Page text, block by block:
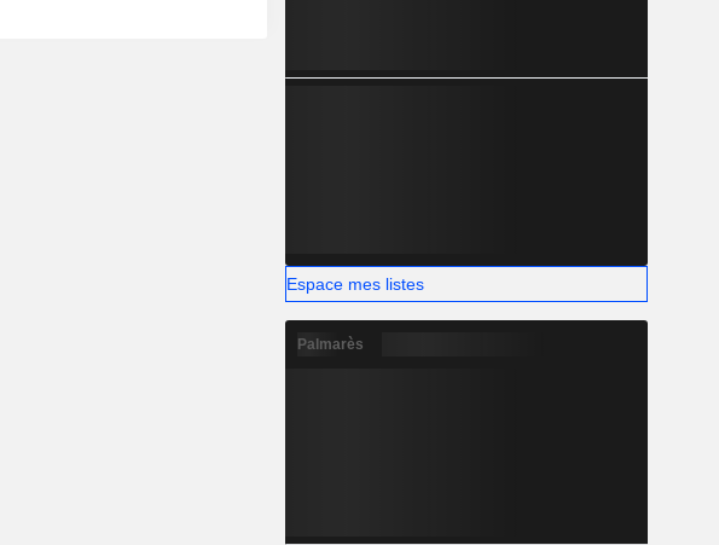
Espace mes listes
Palmarès